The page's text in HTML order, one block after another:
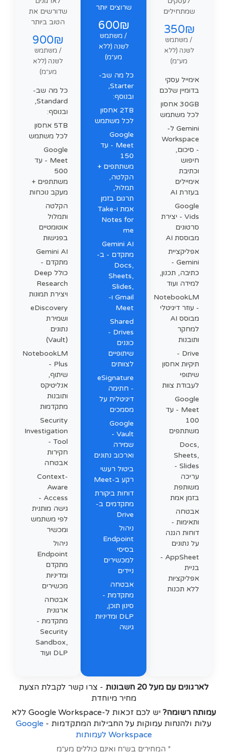
שמתחילים
350₪
/ משתמש
לשנה (ללא
מע״מ)
אימייל עסקי
בדומיין שלכם
30GB אחסון
לכל משתמש
Gemini ל-
Workspace
- סיכום,
חיפוש
וכתיבת
אימיילים
בעזרת AI
Google
Vids - יצירת
סרטונים
מבוססת AI
אפליקציית
Gemini -
כתיבה, תכנון,
למידה ועוד
NotebookLM
- עוזר דיגיטלי
מבוסס AI
למחקר
ותובנות
Drive -
תיקיות אחסון
שיתופי
לעבודת צוות
Google
Meet - עד
100
משתתפים
Docs,
Sheets,
Slides -
עריכה
משותפת
בזמן אמת
אבטחה
ותאימות -
דוחות הגנה
על נתונים
AppSheet -
בניית
אפליקציות
ללא תכנות
שרוצים יותר
600₪
/ משתמש
לשנה (ללא
מע״מ)
כל מה שב-
Starter,
ובנוסף:
2TB אחסון
לכל משתמש
Google
Meet - עד
150
משתתפים +
הקלטה,
תמלול,
תרגום בזמן
אמת ו-Take
Notes for
me
Gemini AI
מתקדם - ב-
Docs,
Sheets,
Slides,
Gmail ו-
Meet
Shared
Drives -
כוננים
שיתופיים
לצוותים
eSignature
- חתימה
דיגיטלית על
מסמכים
Google
Vault -
שמירה
וארכוב נתונים
ביטול רעשי
רקע ב-Meet
דוחות ביקורת
מתקדמים ב-
Drive
ניהול
Endpoint
בסיסי
למכשירים
ניידים
אבטחה
מתקדמת -
סינון תוכן,
DLP ומדיניות
גישה
שדורשים את
הטוב ביותר
900₪
/ משתמש
לשנה (ללא
מע״מ)
כל מה שב-
Standard,
ובנוסף:
5TB אחסון
לכל משתמש
Google
Meet - עד
500
משתתפים +
מעקב נוכחות
הקלטה
ותמלול
אוטומטיים
בפגישות
Gemini AI
מתקדם -
כולל Deep
Research
ויצירת תמונות
eDiscovery
ושמירת
נתונים
(Vault)
NotebookLM
Plus -
שיתוף,
אנליטיקס
ותובנות
מתקדמות
Security
Investigation
Tool -
חקירות
אבטחה
Context-
Aware
Access -
גישה מותנית
לפי משתמש
ומכשיר
ניהול
Endpoint
מתקדם
ומדיניות
מכשירים
אבטחה
ארגונית
מתקדמת -
Security
Sandbox,
DLP ועוד
לארגונים עם מעל 20 חשבונות
- צרו קשר לקבלת הצעת
מחיר מיוחדת
עמותה רשומה?
יש לכם זכאות ל-Google Workspace ללא
עלות ולהנחות עמוקות על החבילות המתקדמות - Google
Workspace לעמותות
* המחירים בש״ח ואינם כוללים מע״מ